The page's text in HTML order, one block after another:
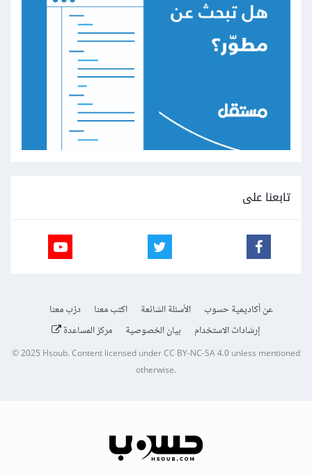
تابعنا على
عن أكاديمية حسوب الأسئلة الشائعة اكتب معنا
درّب معنا
إرشادات الاستخدام
بيان الخصوصية مركز المساعدة
© 2025Hsoub.Content licensed underCC BY-NC-SA 4.0unless mentioned
otherwise.